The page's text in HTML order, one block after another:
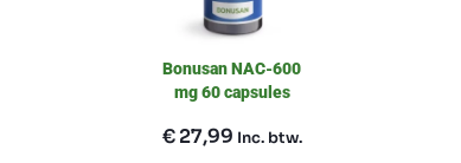
Bonusan NAC-600
mg 60 capsules
€27,99 Inc. btw.